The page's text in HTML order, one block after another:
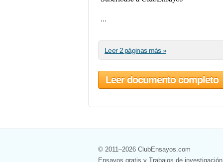
...
Leer 2 páginas más »
Leer documento completo
© 2011–2026 ClubEnsayos.com
Ensayos gratis y Trabajos de investigación